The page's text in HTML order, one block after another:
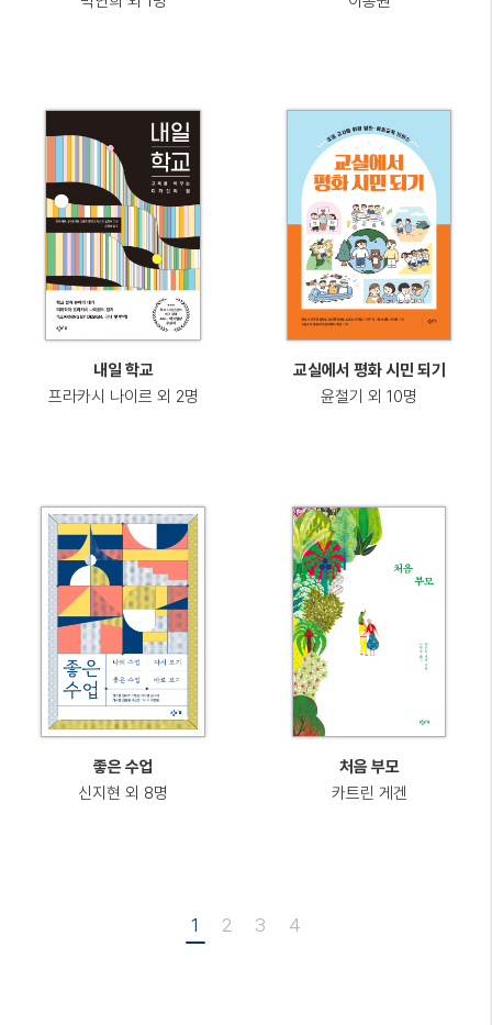
내일 학교
프라카시 나이르 외 2명
교실에서 평화 시민 되기
윤철기 외 10명
좋은 수업
신지현 외 8명
처음 부모
카트린 게겐
1 2 3 4